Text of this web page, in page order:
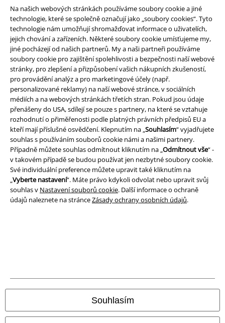
Na našich webových stránkách používáme soubory cookie a jiné
technologie, které se společně označují jako „soubory cookies“. Tyto
technologie nám umožňují shromažďovat informace o uživatelích,
jejich chování a zařízeních. Některé soubory cookie umísťujeme my,
jiné pocházejí od našich partnerů. My a naši partneři používáme
soubory cookie pro zajištění spolehlivosti a bezpečnosti naší webové
stránky, pro zlepšení a přizpůsobení vašich nákupních zkušeností,
pro provádění analýz a pro marketingové účely (např.
personalizované reklamy) na naší webové stránce, v sociálních
médiích a na webových stránkách třetích stran. Pokud jsou údaje
přenášeny do USA, sdílejí se pouze s partnery, na které se vztahuje
rozhodnutí o přiměřenosti podle platných právních předpisů EU a
kteří mají příslušné osvědčení. Klepnutím na „Souhlasím“ vyjadřujete
souhlas s používáním souborů cookie námi a našimi partnery.
Případně můžete souhlas odmítnout kliknutím na „Odmítnout vše“ -
v takovém případě se budou používat jen nezbytné soubory cookie.
Své individuální preference můžete upravit také kliknutím na
„Vyberte nastavení“. Máte právo kdykoli odvolat nebo upravit svůj
souhlas v Nastavení souborů cookie. Další informace o ochraně
údajů naleznete na stránceZásady ochrany osobních údajů.
Souhlasím
Informace o přístupnosti
Nastavení souborů cookie
Odstoupení od smlouvy
Všechny ceny jsou včetně DPH, bezpoštovného a balného
© 1986-2026 EMP Merchandising
Naše online obchody
EMP International
EMP France
EMP Deutschland
EMP Schweiz
Více informací o EMP
EMP merchandise - fan shop & merchandise pro rock
a zábavu od roku 1986
Pro fanoušky tohoto světa, kteří milují hudbu, zábavu, zábavu a módu
Podívejte se na naše oblíbené módní kategorie: